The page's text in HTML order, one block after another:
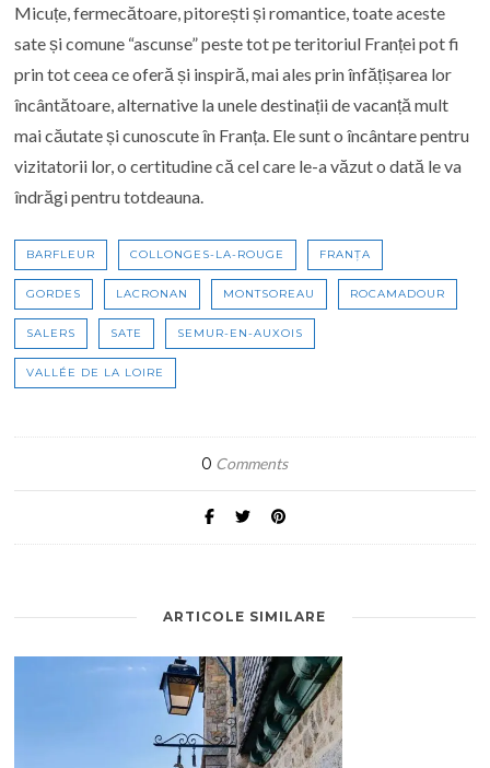
Micuțe, fermecătoare, pitorești și romantice, toate aceste
sate și comune “ascunse” peste tot pe teritoriul Franței pot fi
prin tot ceea ce oferă și inspiră, mai ales prin înfățișarea lor
încântătoare, alternative la unele destinații de vacanță mult
mai căutate și cunoscute în Franța. Ele sunt o încântare pentru
vizitatorii lor, o certitudine că cel care le-a văzut o dată le va
îndrăgi pentru totdeauna.
BARFLEUR COLLONGES-LA-ROUGE FRANȚA
GORDES LACRONAN MONTSOREAU ROCAMADOUR
SALERS SATE SEMUR-EN-AUXOIS
VALLÉE DE LA LOIRE
0 Comments
ARTICOLE SIMILARE